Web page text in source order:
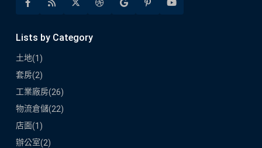
Lists by Category
土地(1)
套房(2)
工業廠房(26)
物流倉儲(22)
店面(1)
辦公室(2)